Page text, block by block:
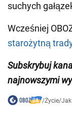
suchych
Wcześniej
starożytną
Subskrybuj
najnowszymi
/Życie/